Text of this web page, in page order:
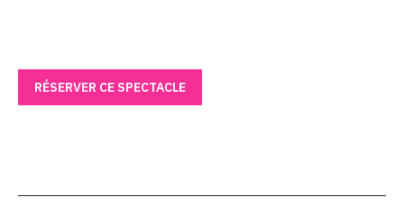
RÉSERVER CE SPECTACLE